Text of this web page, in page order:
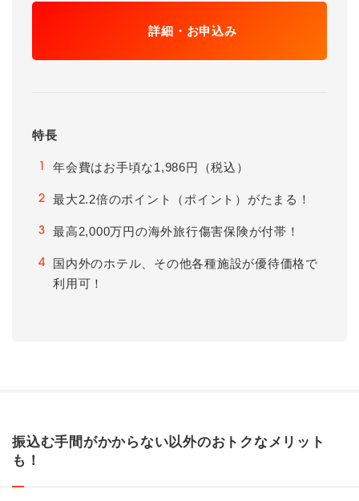
詳細・お申込み
特長
1 年会費はお手頃な1,986円（税込）
2 最大2.2倍のポイント（ポイント）がたまる！
3 最高2,000万円の海外旅行傷害保険が付帯！
4
国内外のホテル、その他各種施設が優待価格で
利用可！
振込む手間がかからない以外のおトクなメリット
も！